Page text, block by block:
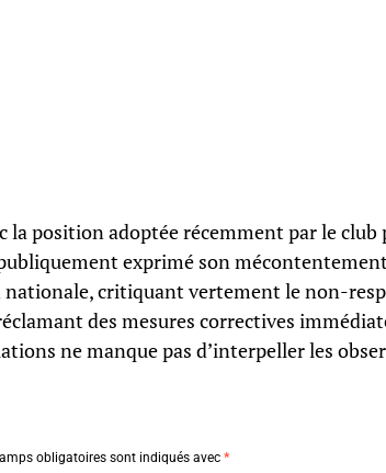
la position adoptée récemment par le club
exprimé son
nationale, critiquant vertement le non-
des mesures correctives
ne manque pas d’interpeller les
obligatoires sont indiqués avec *